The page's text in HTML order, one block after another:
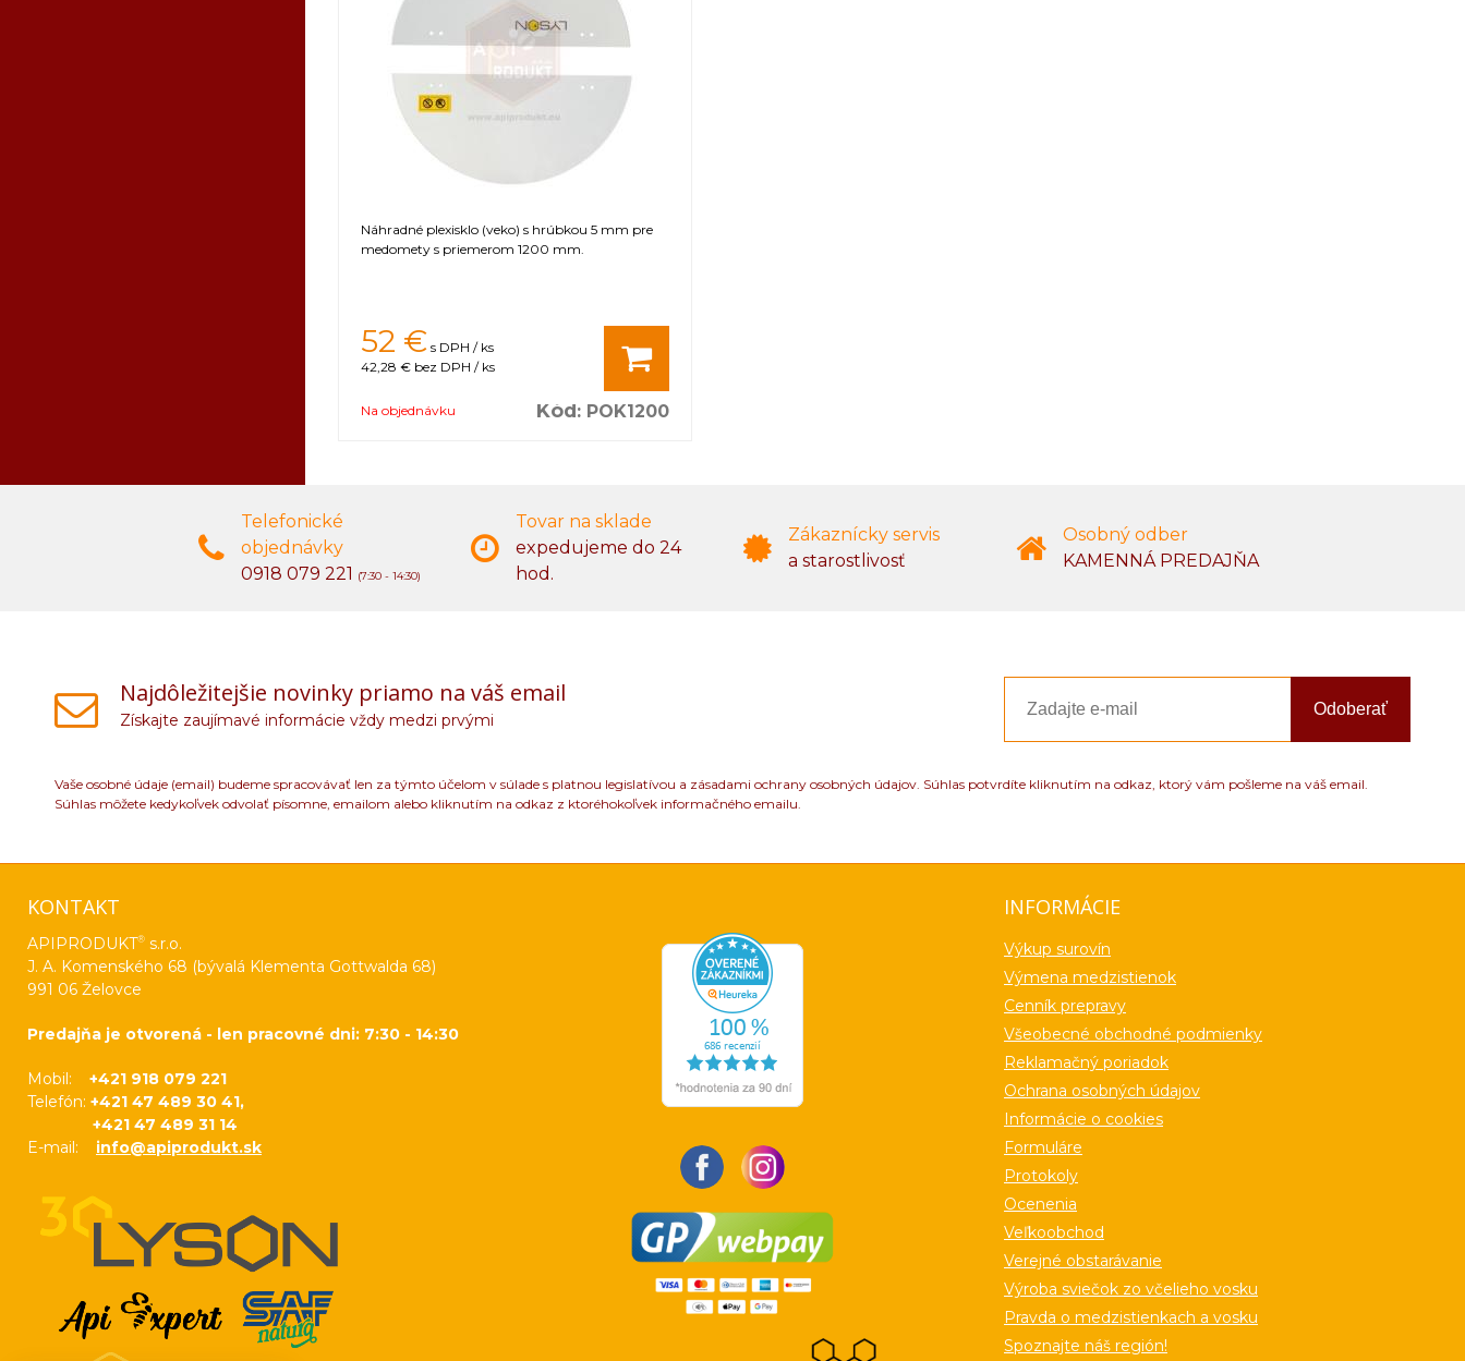
Náhradné plexisklo (veko) s hrúbkou 5 mm pre
medomety s priemerom 1200 mm.
52 € s DPH / ks
42,28 € bez DPH / ks
Na objednávku Kód: POK1200
Telefonické
objednávky
0918 079 221
(7:30 - 14:30)
Tovar na sklade
expedujeme do 24
hod.
Zákaznícky servis
a starostlivosť
Osobný odber
KAMENNÁ PREDAJŇA
Najdôležitejšie novinky priamo na váš email
Získajte zaujímavé informácie vždy medzi prvými
Odoberať
Vaše osobné údaje (email) budeme spracovávať len za týmto účelom v súlade s platnou legislatívou a zásadami ochrany osobných údajov. Súhlas potvrdíte kliknutím na odkaz, ktorý vám pošleme na váš email.
Súhlas môžete kedykoľvek odvolať písomne, emailom alebo kliknutím na odkaz z ktoréhokoľvek informačného emailu.
KONTAKT
APIPRODUKT® s.r.o.
J. A. Komenského 68 (bývalá Klementa Gottwalda 68)
991 06 Želovce
Predajňa je otvorená - len pracovné dni: 7:30 - 14:30
Mobil: +421 918 079 221
Telefón: +421 47 489 30 41,
+421 47 489 31 14
E-mail: info@apiprodukt.sk
INFORMÁCIE
Výkup surovín
Výmena medzistienok
Cenník prepravy
Všeobecné obchodné podmienky
Reklamačný poriadok
Ochrana osobných údajov
Informácie o cookies
Formuláre
Protokoly
Ocenenia
Veľkoobchod
Verejné obstarávanie
Výroba sviečok zo včelieho vosku
Pravda o medzistienkach a vosku
Spoznajte náš región!